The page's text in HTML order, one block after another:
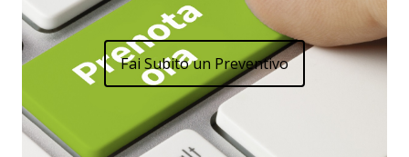
Fai Subito un Preventivo